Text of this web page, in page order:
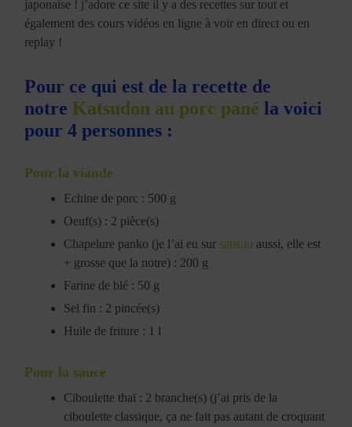
japonaise ! j’adore ce site il y a des recettes sur tout et
également des cours vidéos en ligne à voir en direct ou en
replay !
Pour ce qui est de la recette de
notreKatsudon au porc panéla voici
pour 4 personnes :
Pour la viande
Echine de porc : 500 g
Oeuf(s) : 2 pièce(s)
Chapelure panko (je l’ai eu sur satsuki aussi, elle est
+ grosse que la notre) : 200 g
Farine de blé : 50 g
Sel fin : 2 pincée(s)
Huile de friture : 1 l
Pour la sauce
Ciboulette thaï : 2 branche(s) (j’ai pris de la
ciboulette classique, ça ne fait pas autant de croquant